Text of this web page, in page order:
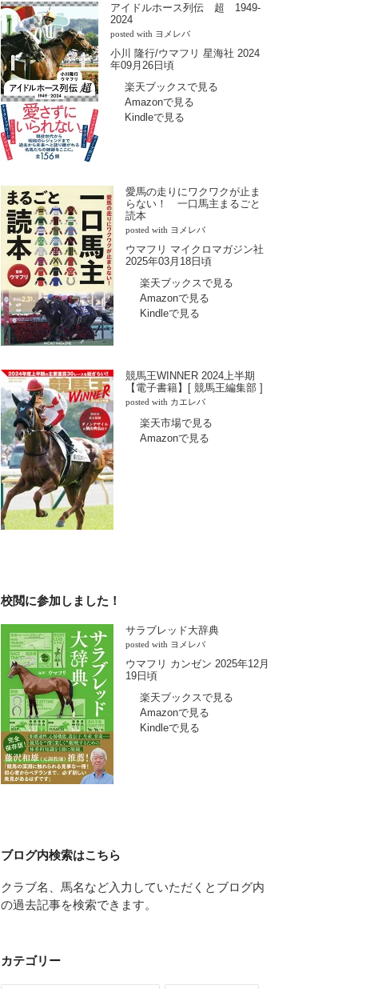
アイドルホース列伝 超 1949-
2024
posted with ヨメレバ
小川 隆行/ウマフリ 星海社 2024
年09月26日頃
楽天ブックスで見る
Amazonで見る
Kindleで見る
愛馬の走りにワクワクが止ま
らない！ 一口馬主まるごと
読本
posted with ヨメレバ
ウマフリ マイクロマガジン社
2025年03月18日頃
楽天ブックスで見る
Amazonで見る
Kindleで見る
競馬王WINNER 2024上半期
【電子書籍】[ 競馬王編集部 ]
posted with カエレバ
楽天市場で見る
Amazonで見る
校閲に参加しました！
サラブレッド大辞典
posted with ヨメレバ
ウマフリ カンゼン 2025年12月
19日頃
楽天ブックスで見る
Amazonで見る
Kindleで見る
ブログ内検索はこちら
クラブ名、馬名など入力していただくとブログ内
の過去記事を検索できます。
カテゴリー